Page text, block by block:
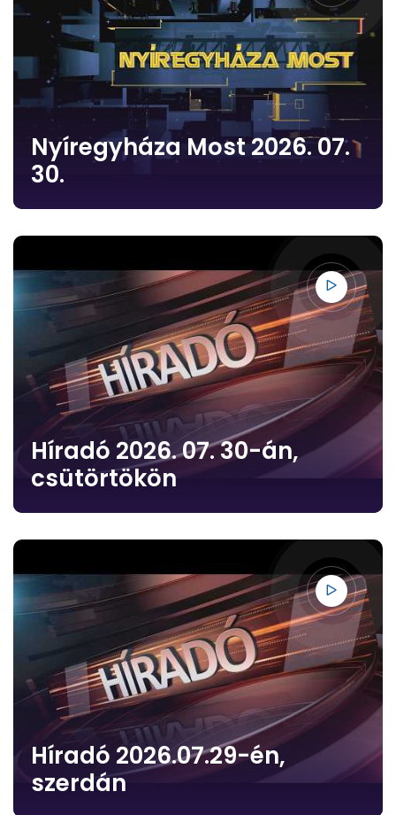
Nyíregyháza Most 2026. 07.
30.
Híradó 2026. 07. 30-án,
csütörtökön
Híradó 2026.07.29-én,
szerdán